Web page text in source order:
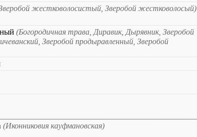
жестковолосистый, Зверобой жестковолосый)
(Богородичная трава, Диравик, Дырявник, Зверобой
Зверобой продыравленный, Зверобой
(Иконниковия кауфмановская)